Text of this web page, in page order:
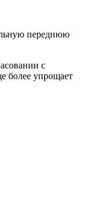
переднюю
с
более упрощает